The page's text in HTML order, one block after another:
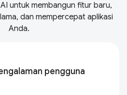
untuk membangun fitur baru,
dan mempercepat aplikasi
Anda.
pengguna